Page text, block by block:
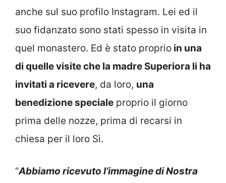
anche sul suo profilo Instagram. Lei ed il
suo fidanzato sono stati spesso in visita in
quel monastero. Ed è stato proprio in una
di quelle visite che la madre Superiora li ha
invitati a ricevere, da loro, una
benedizione speciale proprio il giorno
prima delle nozze, prima di recarsi in
chiesa per il loro Sì.
“Abbiamo ricevuto l’immagine di Nostra